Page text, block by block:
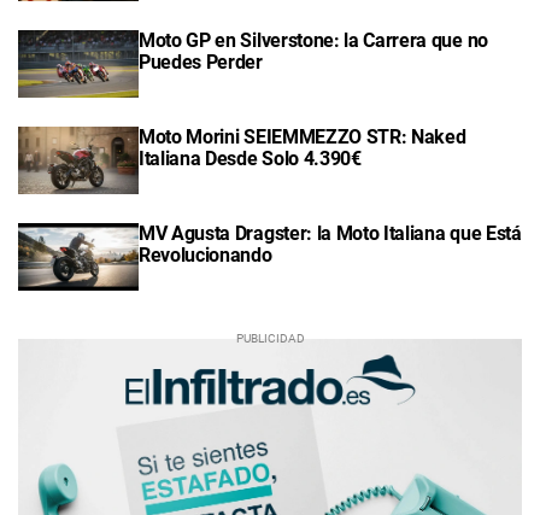
Moto GP en Silverstone: la Carrera que no
Puedes Perder
Moto Morini SEIEMMEZZO STR: Naked
Italiana Desde Solo 4.390€
MV Agusta Dragster: la Moto Italiana que Está
Revolucionando